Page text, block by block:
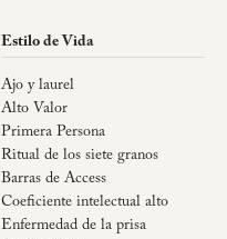
Estilo de Vida
Ajo y laurel
Alto Valor
Primera Persona
Ritual de los siete granos
Barras de Access
Coeficiente intelectual alto
Enfermedad de la prisa